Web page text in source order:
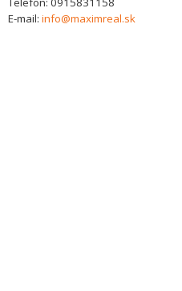
E-mail: info@maximreal.sk